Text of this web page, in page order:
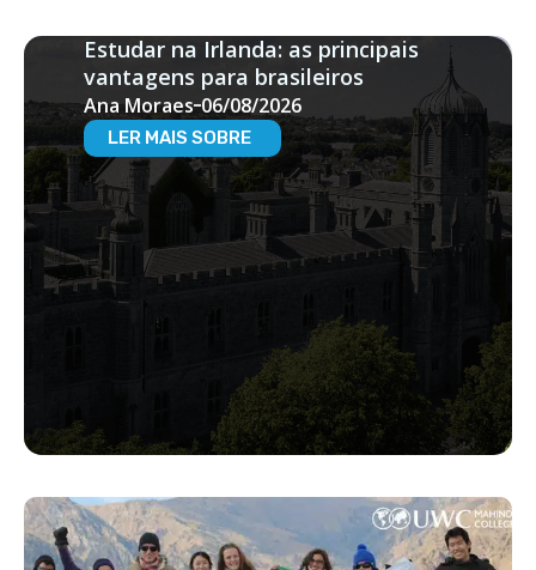
Estudar na Irlanda: as principais
vantagens para brasileiros
Ana Moraes 06/08/2026
LER MAIS SOBRE